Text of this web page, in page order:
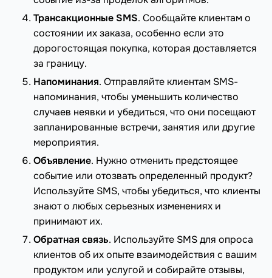
Трансакционные SMS. Сообщайте клиентам о
состоянии их заказа, особенно если это
дорогостоящая покупка, которая доставляется
за границу.
Напоминания. Отправляйте клиентам SMS-
напоминания, чтобы уменьшить количество
случаев неявки и убедиться, что они посещают
запланированные встречи, занятия или другие
мероприятия.
Объявление. Нужно отменить предстоящее
событие или отозвать определенный продукт?
Используйте SMS, чтобы убедиться, что клиенты
знают о любых серьезных изменениях и
принимают их.
Обратная связь. Используйте SMS для опроса
клиентов об их опыте взаимодействия с вашим
продуктом или услугой и собирайте отзывы,